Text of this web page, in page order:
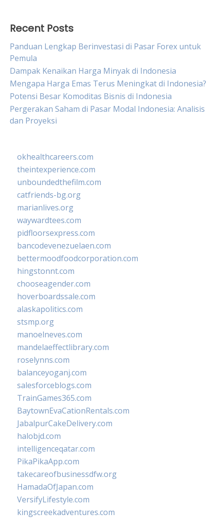
Recent Posts
Panduan Lengkap Berinvestasi di Pasar Forex untuk
Pemula
Dampak Kenaikan Harga Minyak di Indonesia
Mengapa Harga Emas Terus Meningkat di Indonesia?
Potensi Besar Komoditas Bisnis di Indonesia
Pergerakan Saham di Pasar Modal Indonesia: Analisis
dan Proyeksi
okhealthcareers.com
theintexperience.com
unboundedthefilm.com
catfriends-bg.org
marianlives.org
waywardtees.com
pidfloorsexpress.com
bancodevenezuelaen.com
bettermoodfoodcorporation.com
hingstonnt.com
chooseagender.com
hoverboardssale.com
alaskapolitics.com
stsmp.org
manoelneves.com
mandelaeffectlibrary.com
roselynns.com
balanceyoganj.com
salesforceblogs.com
TrainGames365.com
BaytownEvaCationRentals.com
JabalpurCakeDelivery.com
halobjd.com
intelligenceqatar.com
PikaPikaApp.com
takecareofbusinessdfw.org
HamadaOfJapan.com
VersifyLifestyle.com
kingscreekadventures.com